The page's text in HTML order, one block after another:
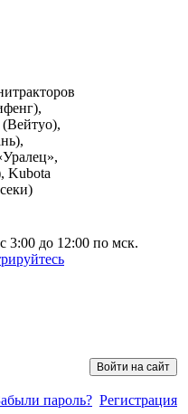
Kubota
3:00 до 12:00 по мск.
пароль? Регистрация